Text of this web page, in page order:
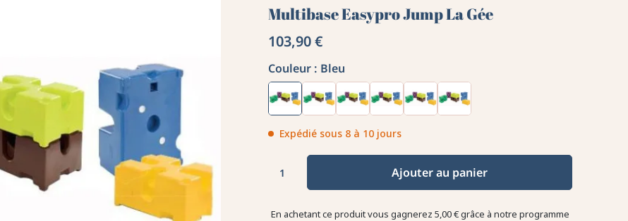
Multibase Easypro Jump La Gée
103,90 €
Couleur : Bleu
Expédié sous 8 à 10 jours
Ajouter au panier
En achetant ce produit vous gagnerez5,00 €grâce à notre programme